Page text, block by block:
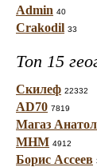
Admin 40
Crakodil 33
Топ 15
Скилеф 22332
AD70 7819
Магаз
МНМ 4912
Борис Ассеев